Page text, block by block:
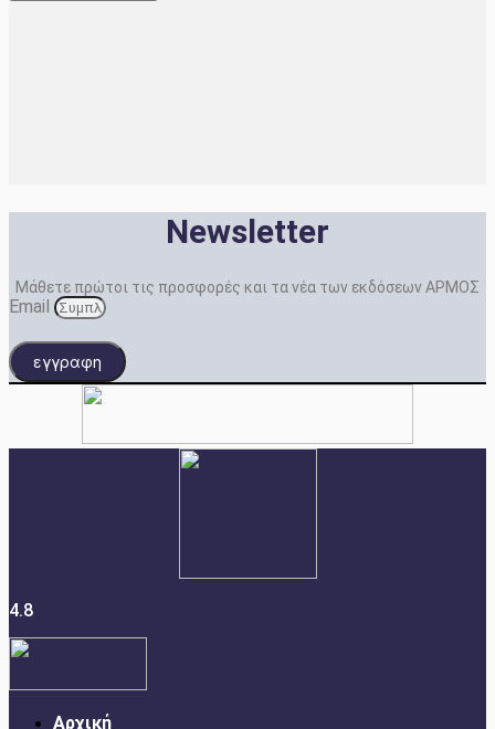
Newsletter
Μάθετε πρώτοι τις προσφορές και τα νέα των εκδόσεων ΑΡΜΟΣ
Email
εγγραφη
4.8
Αρχική